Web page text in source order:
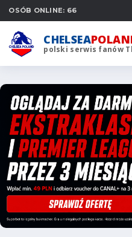
OSÓB ONLINE: 66
CHELSEA
polski serwis fanów